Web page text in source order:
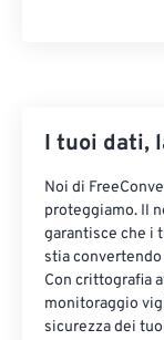
I tuoi dati,
Noi di
proteggiamo. Il
garantisce che i
stia
Con crittografia
monitoraggio
sicurezza dei